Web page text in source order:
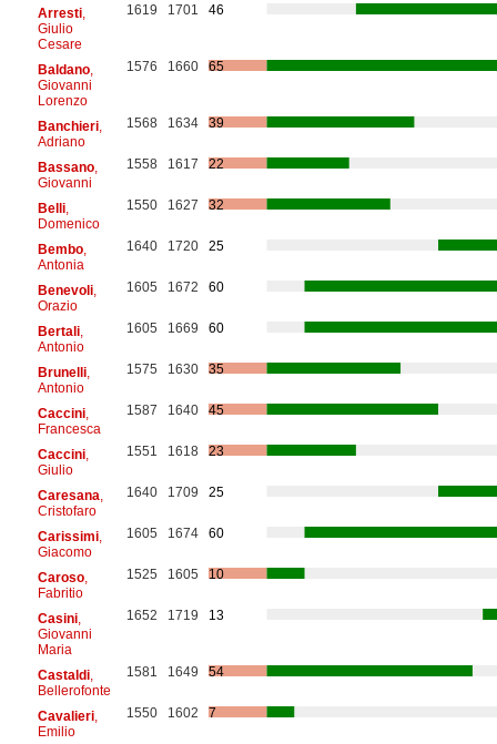
Arresti,
Giulio
Cesare
1619 1701 46
Baldano,
Giovanni
Lorenzo
1576 1660 65
Banchieri,
Adriano
1568 1634 39
Bassano,
Giovanni
1558 1617 22
Belli,
Domenico
1550 1627 32
Bembo,
Antonia
1640 1720 25
Benevoli,
Orazio
1605 1672 60
Bertali,
Antonio
1605 1669 60
Brunelli,
Antonio
1575 1630 35
Caccini,
Francesca
1587 1640 45
Caccini,
Giulio
1551 1618 23
Caresana
Cristofaro
1640 1709 25
Carissimi,
Giacomo
1605 1674 60
Caroso,
Fabritio
1525 1605 10
Casini,
Giovanni
Maria
1652 1719 13
Castaldi,
Bellerofonte
1581 1649 54
Cavalieri,
Emilio
1550 1602 7